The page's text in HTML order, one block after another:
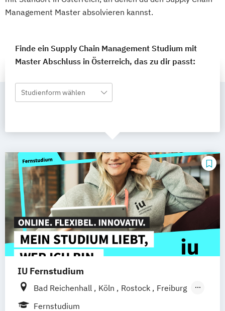
Management Master absolvieren kannst.
Finde ein Supply Chain Management Studium mit
Master Abschluss in Österreich, das zu dir passt:
Studienform wählen
IU Fernstudium
Bad Reichenhall Köln Rostock
Freiburg
Kiel
Frankfurt am Main
Fernstudium